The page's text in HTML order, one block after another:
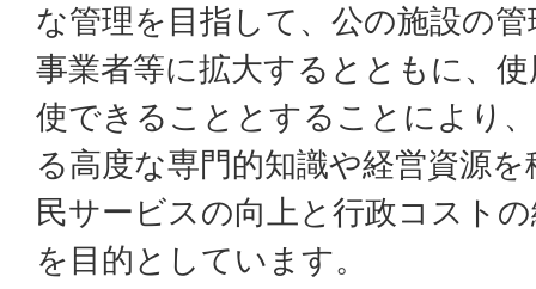
な管理を目指して、公の施設の
事業者等に拡大するとともに、
使できることとすることにより
る高度な専門的知識や経営資源
民サービスの向上と行政コスト
を目的としています。